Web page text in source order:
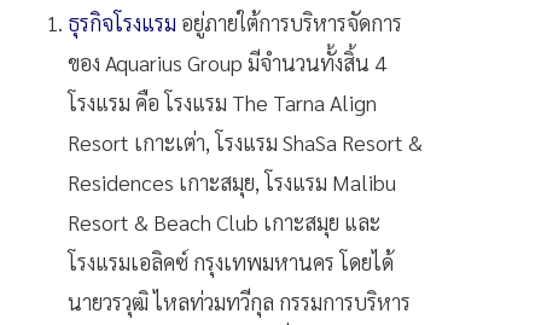
ธุรกิจโรงแรม อยู่ภายใต้การบริหารจัดการ
ของ Aquarius Group มีจำนวนทั้งสิ้น 4
โรงแรม คือ โรงแรม The Tarna Align
Resort เกาะเต่า, โรงแรม ShaSa Resort &
Residences เกาะสมุย, โรงแรม Malibu
Resort & Beach Club เกาะสมุย และ
โรงแรมเอลิคซ์ กรุงเทพมหานคร โดยได้
นายวรวุฒิ ไหลท่วมทวีกุล กรรมการบริหาร